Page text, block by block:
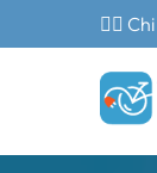
🙎‍♂️